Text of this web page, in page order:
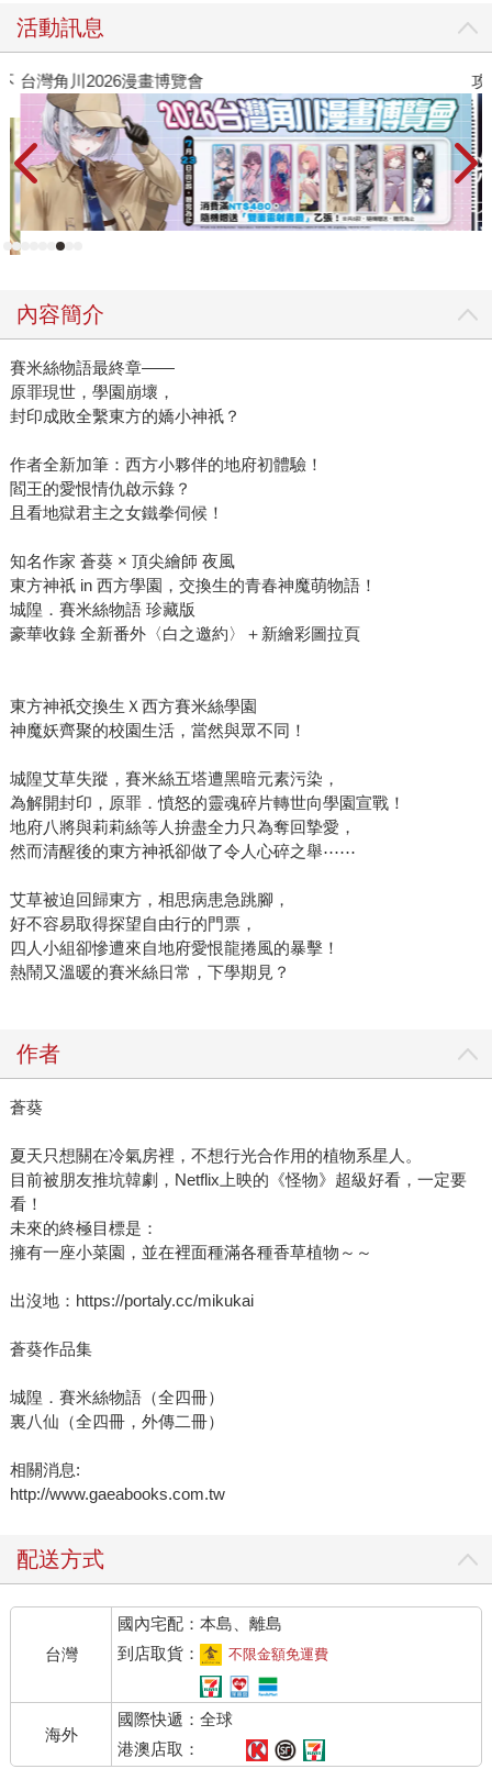
活動訊息
內容簡介
賽米絲物語最終章——
原罪現世，學園崩壞，
封印成敗全繫東方的嬌小神祇？
作者全新加筆：西方小夥伴的地府初體驗！
閻王的愛恨情仇啟示錄？
且看地獄君主之女鐵拳伺候！
知名作家 蒼葵 × 頂尖繪師 夜風
東方神祇 in 西方學園，交換生的青春神魔萌物語！
城隍．賽米絲物語 珍藏版
豪華收錄 全新番外〈白之邀約〉＋新繪彩圖拉頁
東方神祇交換生Ｘ西方賽米絲學園
神魔妖齊聚的校園生活，當然與眾不同！
城隍艾草失蹤，賽米絲五塔遭黑暗元素污染，
為解開封印，原罪．憤怒的靈魂碎片轉世向學園宣戰！
地府八將與莉莉絲等人拚盡全力只為奪回摯愛，
然而清醒後的東方神祇卻做了令人心碎之舉⋯⋯
艾草被迫回歸東方，相思病患急跳腳，
好不容易取得探望自由行的門票，
四人小組卻慘遭來自地府愛恨龍捲風的暴擊！
熱鬧又溫暖的賽米絲日常，下學期見？
作者
蒼葵
夏天只想關在冷氣房裡，不想行光合作用的植物系星人。
目前被朋友推坑韓劇，Netflix上映的《怪物》超級好看，一定要
看！
未來的終極目標是：
擁有一座小菜園，並在裡面種滿各種香草植物～～
出沒地：https://portaly.cc/mikukai
蒼葵作品集
城隍．賽米絲物語（全四冊）
裏八仙（全四冊，外傳二冊）
相關消息:
http://www.gaeabooks.com.tw
配送方式
台灣
國內宅配：本島、離島
到店取貨：
不限金額免運費
海外
國際快遞：全球
港澳店取：